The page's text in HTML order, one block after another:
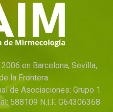
en Barcelona, Sevilla,
la Frontera.
de Asociaciones: Grupo 1
588109 N.I.F. G64306368